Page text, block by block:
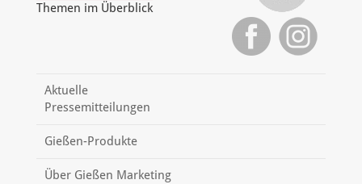
Themen im Überblick
Aktuelle
Pressemitteilungen
Gießen-Produkte
Über Gießen Marketing